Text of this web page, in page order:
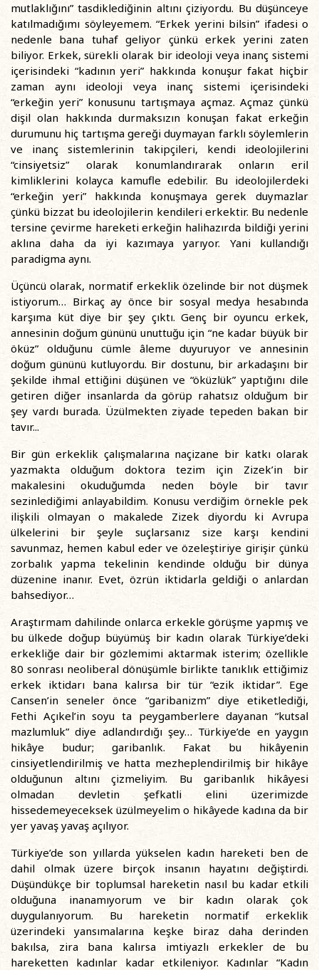
mutlaklığını” tasdiklediğinin altını çiziyordu. Bu düşünceye
katılmadığımı söyleyemem. “Erkek yerini bilsin” ifadesi o
nedenle bana tuhaf geliyor çünkü erkek yerini zaten
biliyor. Erkek, sürekli olarak bir ideoloji veya inanç sistemi
içerisindeki “kadının yeri” hakkında konuşur fakat hiçbir
zaman aynı ideoloji veya inanç sistemi içerisindeki
“erkeğin yeri” konusunu tartışmaya açmaz. Açmaz çünkü
dişil olan hakkında durmaksızın konuşan fakat erkeğin
durumunu hiç tartışma gereği duymayan farklı söylemlerin
ve inanç sistemlerinin takipçileri, kendi ideolojilerini
“cinsiyetsiz” olarak konumlandırarak onların eril
kimliklerini kolayca kamufle edebilir. Bu ideolojilerdeki
“erkeğin yeri” hakkında konuşmaya gerek duymazlar
çünkü bizzat bu ideolojilerin kendileri erkektir. Bu nedenle
tersine çevirme hareketi erkeğin halihazırda bildiği yerini
aklına daha da iyi kazımaya yarıyor. Yani kullandığı
paradigma aynı.
Üçüncü olarak, normatif erkeklik özelinde bir not düşmek
istiyorum… Birkaç ay önce bir sosyal medya hesabında
karşıma küt diye bir şey çıktı. Genç bir oyuncu erkek,
annesinin doğum gününü unuttuğu için “ne kadar büyük bir
öküz” olduğunu cümle âleme duyuruyor ve annesinin
doğum gününü kutluyordu. Bir dostunu, bir arkadaşını bir
şekilde ihmal ettiğini düşünen ve “öküzlük” yaptığını dile
getiren diğer insanlarda da görüp rahatsız olduğum bir
şey vardı burada. Üzülmekten ziyade tepeden bakan bir
tavır...
Bir gün erkeklik çalışmalarına naçizane bir katkı olarak
yazmakta olduğum doktora tezim için Zizek’in bir
makalesini okuduğumda neden böyle bir tavır
sezinlediğimi anlayabildim. Konusu verdiğim örnekle pek
ilişkili olmayan o makalede Zizek diyordu ki Avrupa
ülkelerini bir şeyle suçlarsanız size karşı kendini
savunmaz, hemen kabul eder ve özeleştiriye girişir çünkü
zorbalık yapma tekelinin kendinde olduğu bir dünya
düzenine inanır. Evet, özrün iktidarla geldiği o anlardan
bahsediyor…
Araştırmam dahilinde onlarca erkekle görüşme yapmış ve
bu ülkede doğup büyümüş bir kadın olarak Türkiye’deki
erkekliğe dair bir gözlemimi aktarmak isterim; özellikle
80 sonrası neoliberal dönüşümle birlikte tanıklık ettiğimiz
erkek iktidarı bana kalırsa bir tür “ezik iktidar”. Ege
Cansen’in seneler önce “garibanizm” diye etiketlediği,
Fethi Açıkel’in soyu ta peygamberlere dayanan “kutsal
mazlumluk” diye adlandırdığı şey… Türkiye’de en yaygın
hikâye budur; garibanlık. Fakat bu hikâyenin
cinsiyetlendirilmiş ve hatta mezheplendirilmiş bir hikâye
olduğunun altını çizmeliyim. Bu garibanlık hikâyesi
olmadan devletin şefkatli elini üzerimizde
hissedemeyeceksek üzülmeyelim o hikâyede kadına da bir
yer yavaş yavaş açılıyor.
Türkiye’de son yıllarda yükselen kadın hareketi ben de
dahil olmak üzere birçok insanın hayatını değiştirdi.
Düşündükçe bir toplumsal hareketin nasıl bu kadar etkili
olduğuna inanamıyorum ve bir kadın olarak çok
duygulanıyorum. Bu hareketin normatif erkeklik
üzerindeki yansımalarına keşke biraz daha derinden
bakılsa, zira bana kalırsa imtiyazlı erkekler de bu
hareketten kadınlar kadar etkileniyor. Kadınlar “Kadın